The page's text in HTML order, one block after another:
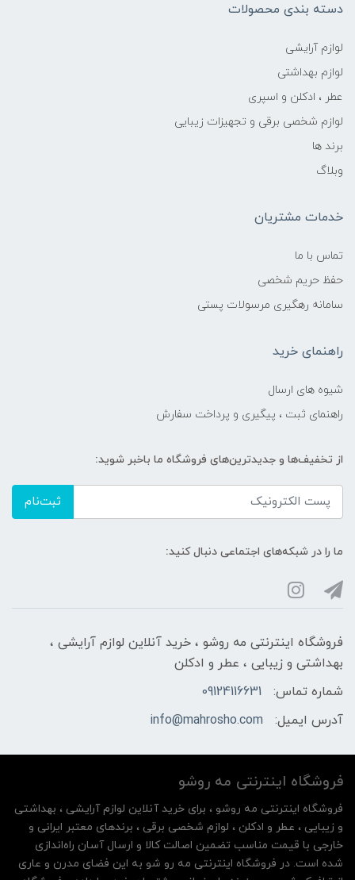
دسته بندی محصولات
لوازم آرایشی
لوازم بهداشتی
عطر ، ادکلن و اسپری
لوازم شخصی برقی و تجهیزات زیبایی
برند ها
وبلاگ
خدمات مشتریان
تماس با ما
حفظ حریم شخصی
سامانه رهگیری مرسولات پستی
راهنمای خرید
شیوه های ارسال
راهنمای ثبت ، پیگیری و پرداخت سفارش
از تخفیف‌ها و جدیدترین‌های فروشگاه ما باخبر شوید:
ثبت‌نام
ما را در شبکه‌های اجتماعی دنبال کنید:
فروشگاه اینترنتی مه‌ رو‌شو ، خرید آنلاین لوازم آرایشی ،
بهداشتی و زیبایی ، عطر و ادکلن
شماره تماس:
09124116631
آدرس ایمیل:
info@mahrosho.com
فروشگاه اینترنتی مه‌ رو‌شو
فروشگاه اینترنتی مه‌ رو‌شو ، برای خرید آنلاین لوازم آرایشی ، بهداشتی
و زیبایی ، عطر و ادکلن ، لوازم شخصی برقی ، برندهای معتبر ایرانی و
خارجی با قیمت مناسب تضمین اصالت کالا و ارسال آسان راه‌اندازی
شده است. در فروشگاه اینترنتی مه رو شو به این فضای مدرن و عاری